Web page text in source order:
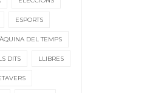
ESPORTS
DEL TEMPS
DITS LLIBRES